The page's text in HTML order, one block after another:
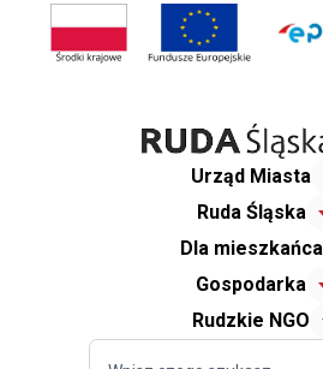
Urząd Miasta
Ruda Śląska
Dla mieszkańca
Gospodarka
Rudzkie NGO